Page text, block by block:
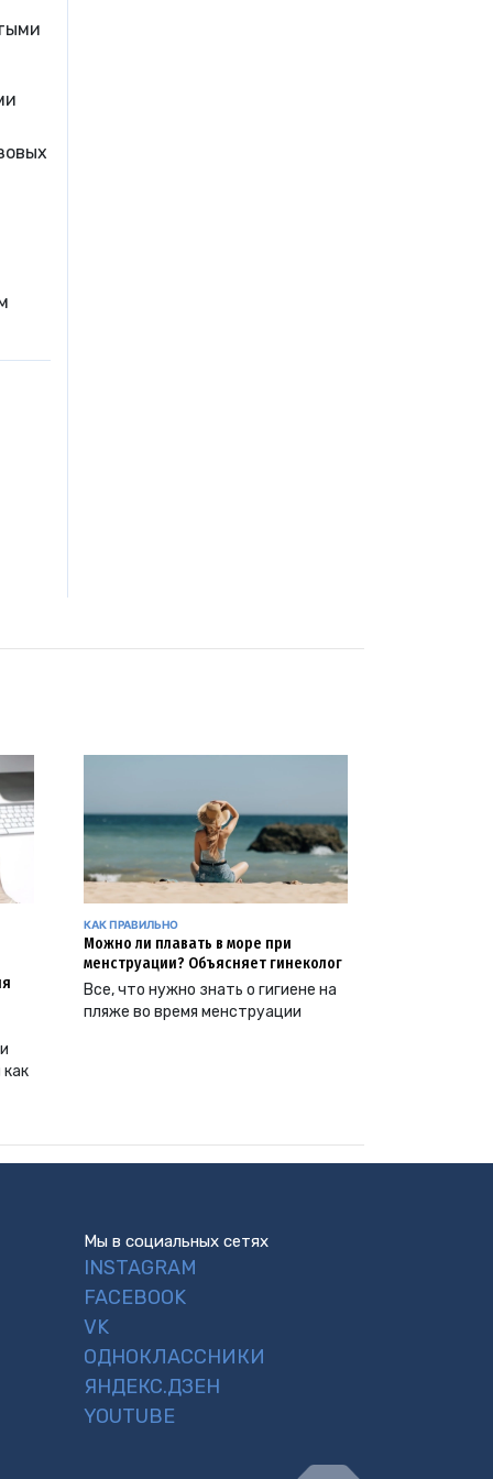
КАК ПРАВИЛЬНО
Можно ли плавать в море при
менструации? Объясняет гинеколог
Все, что нужно знать о гигиене на
пляже во время менструации
Мы в социальных сетях
INSTAGRAM
FACEBOOK
VK
ОДНОКЛАССНИКИ
ЯНДЕКС.ДЗЕН
YOUTUBE